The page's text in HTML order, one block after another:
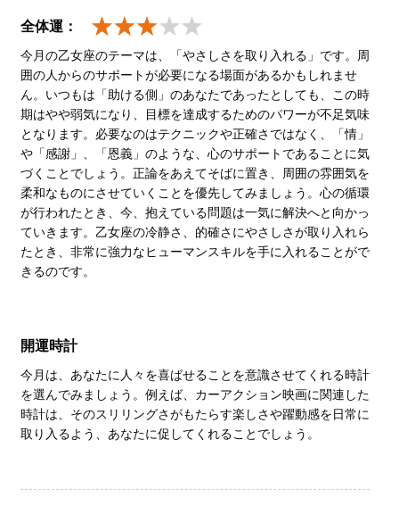
全体運：
今月の乙女座のテーマは、「やさしさを取り入れる」です。周
囲の人からのサポートが必要になる場面があるかもしれませ
ん。いつもは「助ける側」のあなたであったとしても、この時
期はやや弱気になり、目標を達成するためのパワーが不足気味
となります。必要なのはテクニックや正確さではなく、「情」
や「感謝」、「恩義」のような、心のサポートであることに気
づくことでしょう。正論をあえてそばに置き、周囲の雰囲気を
柔和なものにさせていくことを優先してみましょう。心の循環
が行われたとき、今、抱えている問題は一気に解決へと向かっ
ていきます。乙女座の冷静さ、的確さにやさしさが取り入れら
たとき、非常に強力なヒューマンスキルを手に入れることがで
きるのです。
開運時計
今月は、あなたに人々を喜ばせることを意識させてくれる時計
を選んでみましょう。例えば、カーアクション映画に関連した
時計は、そのスリリングさがもたらす楽しさや躍動感を日常に
取り入るよう、あなたに促してくれることでしょう。